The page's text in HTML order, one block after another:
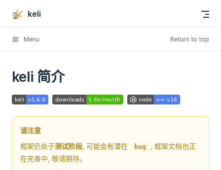
Skip to content
keli
Menu Return to top
keli 简介
请注意
框架仍处于测试阶段 , 可能会有潜在 bug
, 框架文档也正
在完善中, 敬请期待。